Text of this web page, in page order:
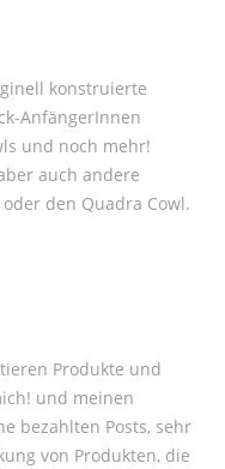
konstruierte
AnfängerInnen
und noch mehr!
auch andere
den Quadra Cowl.
Produkte und
und meinen
bezahlten Posts, sehr
von Produkten, die